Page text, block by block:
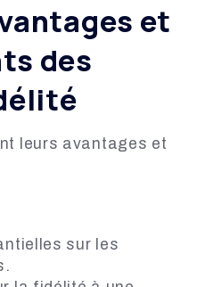
et
des
leurs avantages et
sur les